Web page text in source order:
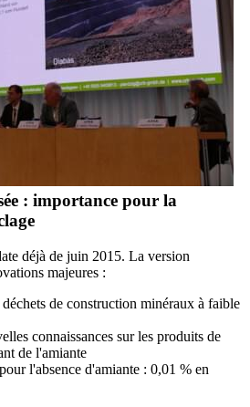
: importance pour la
déjà de juin 2015. La version
majeures :
de construction minéraux à faible
connaissances sur les produits de
de l'amiante
l'absence d'amiante : 0,01 % en